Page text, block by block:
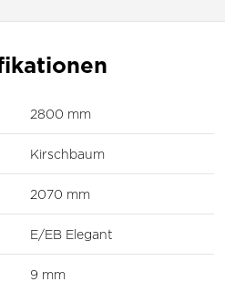
2800 mm
Kirschbaum
2070 mm
E/EB Elegant
9 mm